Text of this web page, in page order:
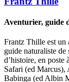
Aventurier, guide
Frantz Thille est un
guide naturaliste
d’histoire, en
Safari (ed Marcus),
Babinga (ed Albin